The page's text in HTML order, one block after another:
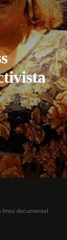
Imss documental